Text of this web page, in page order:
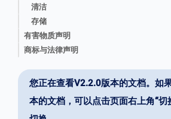
清洁
存储
有害物质声明
商标与法律声明
您正在查看V2.2.0版本的文档。如
本的文档，可以点击页面右上角“切